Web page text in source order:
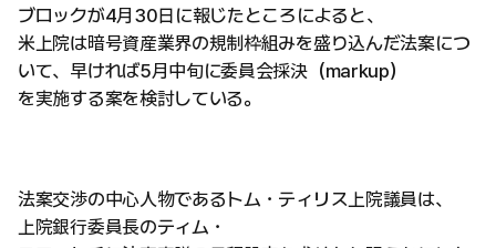
ブロックが4月30日に報じたところによると、
米上院は暗号資産業界の規制枠組みを盛り込んだ法案につ
いて、早ければ5月中旬に委員会採決（markup）
を実施する案を検討している。
法案交渉の中心人物であるトム・ティリス上院議員は、
上院銀行委員長のティム・